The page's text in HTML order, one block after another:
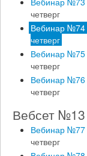
четверг
Вебинар №74
четверг
Вебинар №75
четверг
Вебинар №76
четверг
Вебсет №13
Вебинар №77
четверг